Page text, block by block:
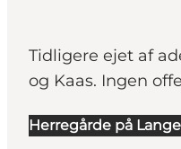
Tidligere ejet af
og Kaas. Ingen
Herregårde på